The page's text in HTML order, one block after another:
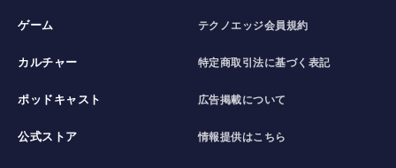
ゲーム
カルチャー
ポッドキャスト
公式ストア
テクノエッジ会員規約
特定商取引法に基づく表記
広告掲載について
情報提供はこちら